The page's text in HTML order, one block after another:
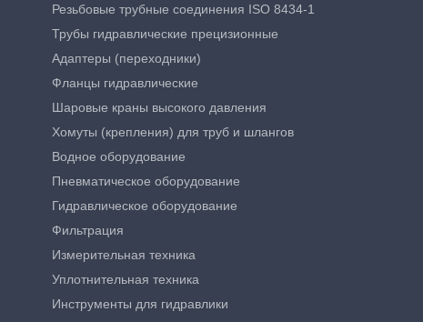
Резьбовые трубные соединения ISO 8434-1
Трубы гидравлические прецизионные
Адаптеры (переходники)
Фланцы гидравлические
Шаровые краны высокого давления
Хомуты (крепления) для труб и шлангов
Водное оборудование
Пневматическое оборудование
Гидравлическое оборудование
Фильтрация
Измерительная техника
Уплотнительная техника
Инструменты для гидравлики